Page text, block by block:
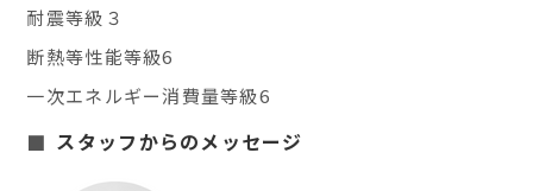
耐震等級３
断熱等性能等級6
一次エネルギー消費量等級6
スタッフからのメッセージ